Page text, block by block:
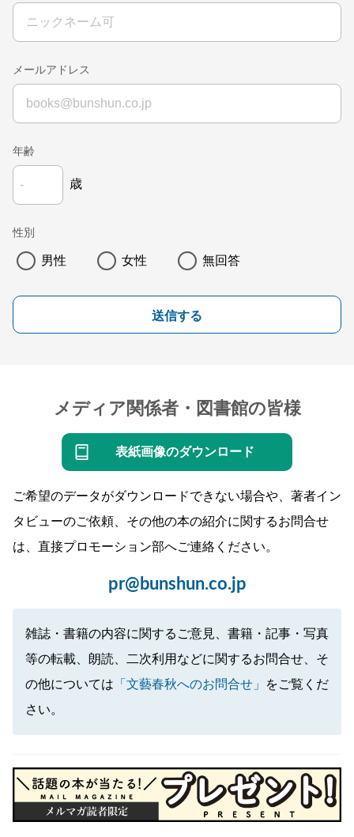
メールアドレス
年齢
歳
性別
男性 女性 無回答
送信する
メディア関係者・図書館の皆様
表紙画像のダウンロード
ご希望のデータがダウンロードできない場合や、著者イン
タビューのご依頼、その他の本の紹介に関するお問合せ
は、直接プロモーション部へご連絡ください。
pr@bunshun.co.jp
雑誌・書籍の内容に関するご意見、書籍・記事・写真
等の転載、朗読、二次利用などに関するお問合せ、そ
の他については 「文藝春秋へのお問合せ」
をご覧くだ
さい。